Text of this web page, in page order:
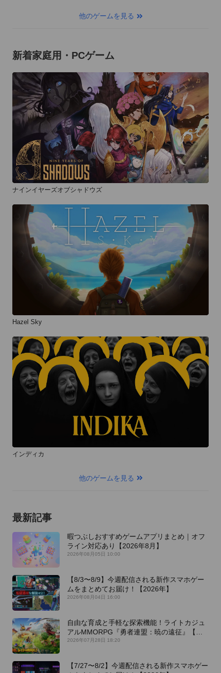
他のゲームを見る
新着家庭用・PCゲーム
ナインイヤーズオブシャドウズ
Hazel Sky
インディカ
他のゲームを見る
最新記事
暇つぶしおすすめゲームアプリまとめ｜オフ
ライン対応あり【2026年8月】
2026年08月05日 10:00
【8/3〜8/9】今週配信される新作スマホゲー
ムをまとめてお届け！【2026年】
2026年08月04日 16:00
自由な育成と手軽な探索機能！ライトカジュ
アルMMORPG『勇者連盟：暁の遠征』【最
新作PICKUP】
2026年07月28日 18:20
【7/27〜8/2】今週配信される新作スマホゲー